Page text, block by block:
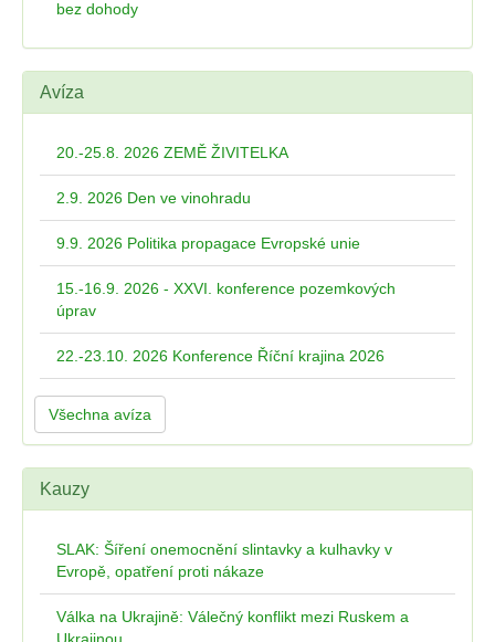
bez dohody
Avíza
20.-25.8. 2026 ZEMĚ ŽIVITELKA
2.9. 2026 Den ve vinohradu
9.9. 2026 Politika propagace Evropské unie
15.-16.9. 2026 - XXVI. konference pozemkových
úprav
22.-23.10. 2026 Konference Říční krajina 2026
Všechna avíza
Kauzy
SLAK: Šíření onemocnění slintavky a kulhavky v
Evropě, opatření proti nákaze
Válka na Ukrajině: Válečný konflikt mezi Ruskem a